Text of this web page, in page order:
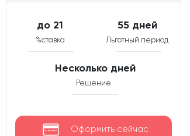
до 21
%ставка
55 дней
Льготный период
Несколько дней
Решение
Оформить сейчас